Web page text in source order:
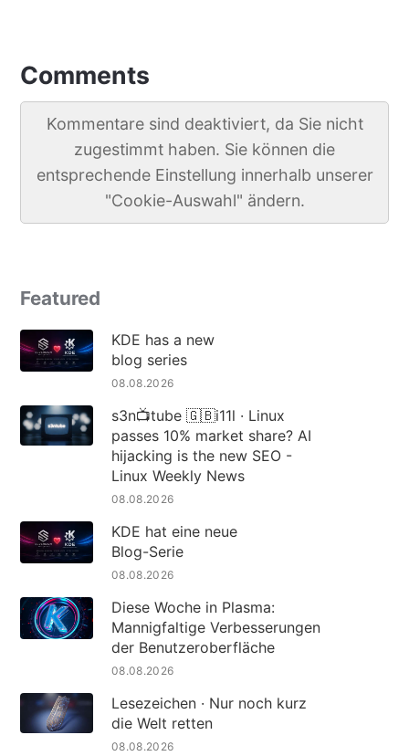
Comments
Kommentare sind deaktiviert, da Sie nicht
zugestimmt haben. Sie können die
entsprechende Einstellung innerhalb unserer
"Cookie-Auswahl" ändern.
Featured
KDE has a new
blog series
08.08.2026
s3n📺tube 🇬🇧i11l · Linux
passes 10% market share? AI
hijacking is the new SEO -
Linux Weekly News
08.08.2026
KDE hat eine neue
Blog-Serie
08.08.2026
Diese Woche in Plasma:
Mannigfaltige Verbesserungen
der Benutzeroberfläche
08.08.2026
Lesezeichen · Nur noch kurz
die Welt retten
08.08.2026